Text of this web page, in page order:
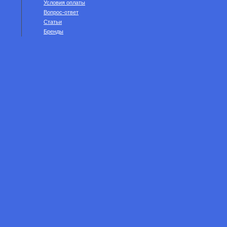
Условия оплаты
Вопрос-ответ
Статьи
Бренды